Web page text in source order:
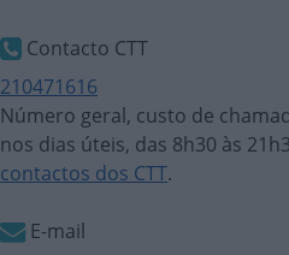
Contacto CTT
210471616
Número geral, custo de
nos dias úteis, das 8h30 às
contactos dos CTT.
E-mail